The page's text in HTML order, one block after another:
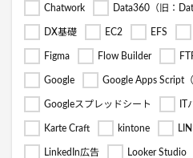
Chatwork Data360（旧：
DX基礎 EC2 EFS
Figma Flow Builder
Google Google Apps Script（
Googleスプレッドシート IT
Karte Craft kintone
LinkedIn広告 Looker Studio